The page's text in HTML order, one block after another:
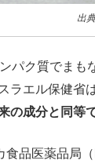
出
パク質でまも
ラエル保健省
の成分と同等
食品医薬品局